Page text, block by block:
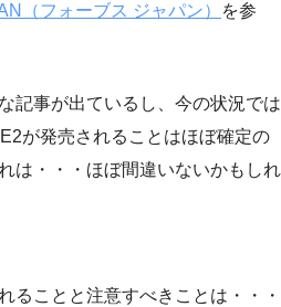
（フォーブス ジャパン）
を参
記事が出ているし、今の状況では
が発売されることはほぼ確定の
は・・・ほぼ間違いないかもしれ
ることと注意すべきことは・・・